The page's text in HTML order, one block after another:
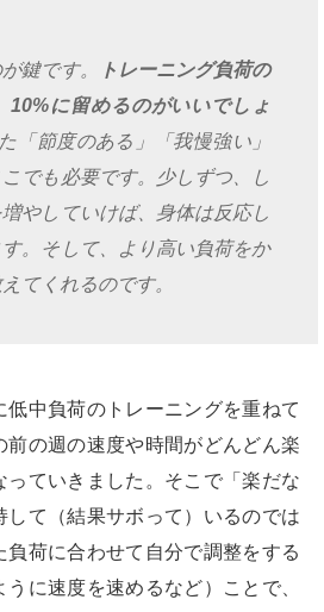
鍵です。
トレーニング負荷の
10%に留めるのがいいでしょ
「節度のある」「我慢強い」
でも必要です。少しずつ、し
やしていけば、身体は反応し
。そして、より高い負荷をか
てくれるのです。
低中負荷のトレーニングを重ねて
前の週の速度や時間がどんどん楽
っていきました。そこで「楽だな
して（結果サボって）いるのでは
負荷に合わせて自分で調整をする
うに速度を速めるなど）ことで、